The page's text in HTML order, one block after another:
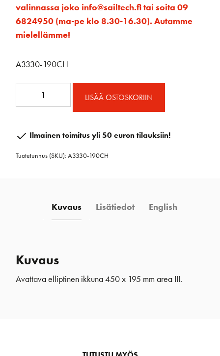
valinnassa joko info@sailtech.fi tai soita 09
6824950 (ma-pe klo 8.30-16.30). Autamme
mielellämme!
A3330-190CH
elliptinen
450
määrä
LISÄÄ OSTOSKORIIN
Ilmainen toimitus yli 50 euron tilauksiin!
Tuotetunnus (SKU):A3330-190CH
Kuvaus Lisätiedot English
Kuvaus
Avattava elliptinen ikkuna 450 x 195 mm area III.